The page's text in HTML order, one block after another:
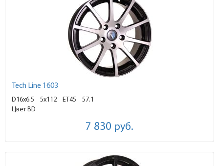
Tech Line 1603
D16x6.5 5x112 ET45
57.1
Цвет BD
7 830 руб.